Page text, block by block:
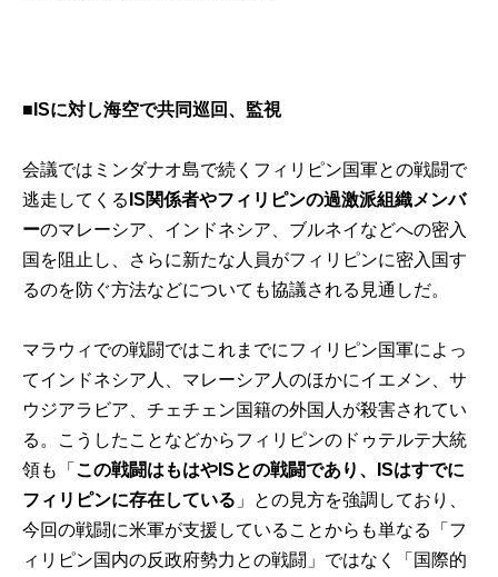
■ISに対し海空で共同巡回、監視
会議ではミンダナオ島で続くフィリピン国軍との戦闘で
逃走してくる IS関係者やフィリピンの過激派組織メンバ
ーのマレーシア、インドネシア、ブルネイなどへの密入
国を阻止し、さらに新たな人員がフィリピンに密入国す
るのを防ぐ方法などについても協議される見通しだ。
マラウィでの戦闘ではこれまでにフィリピン国軍によっ
てインドネシア人、マレーシア人のほかにイエメン、サ
ウジアラビア、チェチェン国籍の外国人が殺害されてい
る。こうしたことなどからフィリピンのドゥテルテ大統
領も「 この戦闘はもはやISとの戦闘であり、ISはすでに
フィリピンに存在している 」との見方を強調しており、
今回の戦闘に米軍が支援していることからも単なる「フ
ィリピン国内の反政府勢力との戦闘」ではなく「国際的